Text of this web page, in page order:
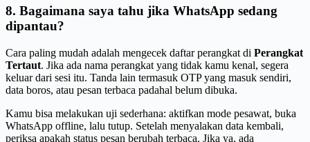
8. Bagaimana saya tahu jika WhatsApp sedang
dipantau?
Cara paling mudah adalah mengecek daftar perangkat di Perangkat
Tertaut. Jika ada nama perangkat yang tidak kamu kenal, segera
keluar dari sesi itu. Tanda lain termasuk OTP yang masuk sendiri,
data boros, atau pesan terbaca padahal belum dibuka.
Kamu bisa melakukan uji sederhana: aktifkan mode pesawat, buka
WhatsApp offline, lalu tutup. Setelah menyalakan data kembali,
periksa apakah status pesan berubah terbaca. Jika ya, ada